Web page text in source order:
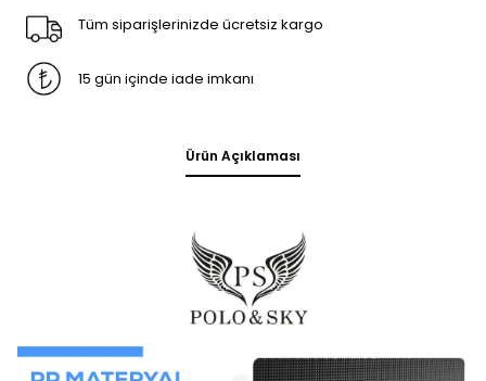
Tüm siparişlerinizde ücretsiz kargo
15 gün içinde iade imkanı
Ürün Açıklaması